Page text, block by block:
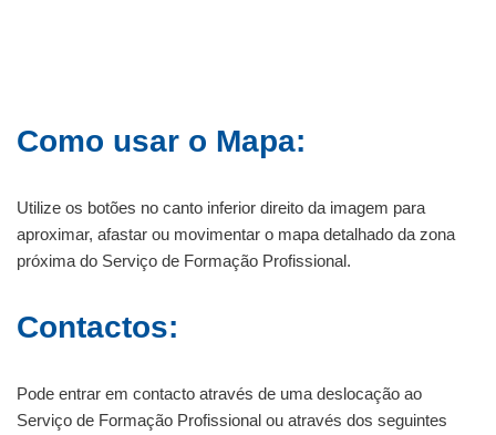
Como usar o Mapa:
Utilize os botões no canto inferior direito da imagem para
aproximar, afastar ou movimentar o mapa detalhado da zona
próxima do Serviço de Formação Profissional.
Contactos:
Pode entrar em contacto através de uma deslocação ao
Serviço de Formação Profissional ou através dos seguintes